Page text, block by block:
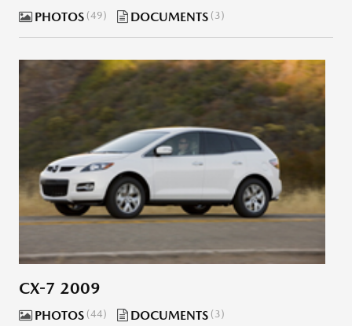
PHOTOS 49 DOCUMENTS 3
CX-7 2009
PHOTOS 44 DOCUMENTS 3